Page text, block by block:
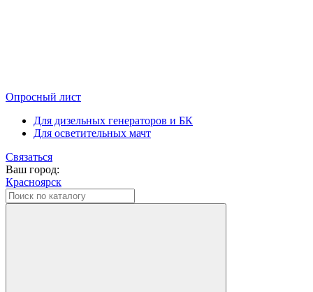
Опросный лист
Для дизельных генераторов и БК
Для осветительных мачт
Связаться
Ваш город:
Красноярск